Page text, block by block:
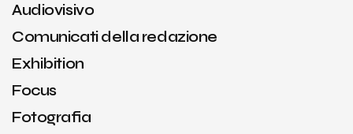
Audiovisivo
Comunicati della redazione
Exhibition
Focus
Fotografia